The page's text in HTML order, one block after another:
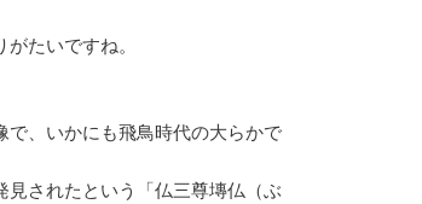
たいですね。
、いかにも飛鳥時代の大らかで
されたという「仏三尊塼仏（ぶ